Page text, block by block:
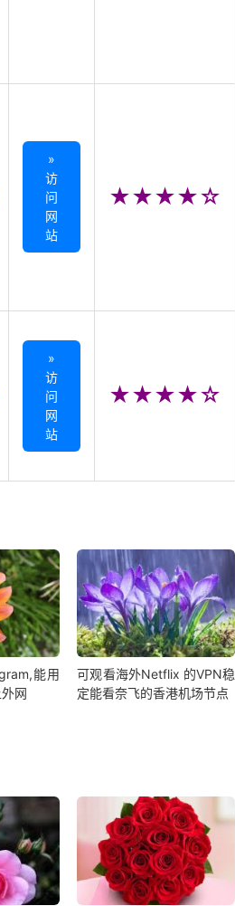
»
访
问
网
站
★★★★☆
»
访
问
网
站
★★★★☆
能用
网
可观看海外Netflix 的VPN稳
定能看奈飞的香港机场节点